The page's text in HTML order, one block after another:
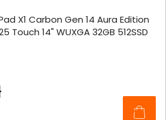
X1 Carbon Gen 14 Aura Edition
Touch 14" WUXGA 32GB 512SSD